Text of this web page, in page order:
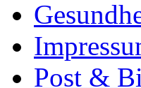
Post &